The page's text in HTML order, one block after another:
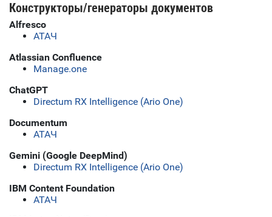
Конструкторы/генераторы документов
Alfresco
АТАЧ
Atlassian Confluence
Manage.one
ChatGPT
Directum RX Intelligence (Ario One)
Documentum
АТАЧ
Gemini (Google DeepMind)
Directum RX Intelligence (Ario One)
IBM Content Foundation
АТАЧ